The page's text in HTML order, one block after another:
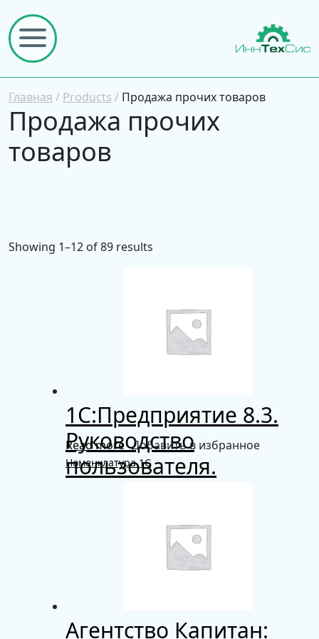
Главная / Products / Продажа прочих товаров
Продажа прочих
товаров
Showing 1–12 of 89 results
1С:Предприятие 8.3.
Руководство
пользователя.
Read more Добавить в избранное
Номенклатура 1С
Агентство Капитан: